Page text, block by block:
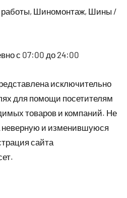
работы, Шиномонтаж, Шины /
с 07:00 до 24:00
исключительно
для помощи посетителям
товаров и компаний. Не
неверную и изменившуюся
сайта